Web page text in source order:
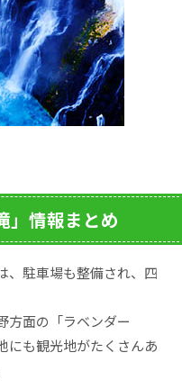
」情報まとめ
、駐車場も整備され、四
方面の「ラベンダー
にも観光地がたくさんあ